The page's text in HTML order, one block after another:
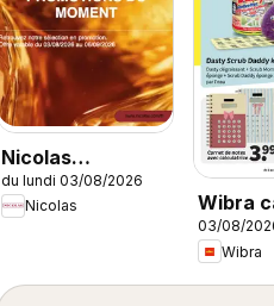
Nicolas
catalogue
du lundi 03/08/2026
Nicolas
Wibra
03/08/
Wibra